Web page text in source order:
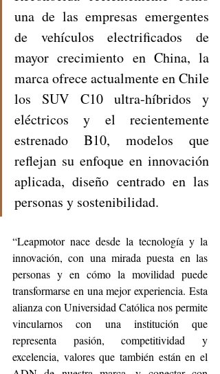
una de las empresas emergentes
de vehículos electrificados de
mayor crecimiento en China, la
marca ofrece actualmente en Chile
los SUV C10 ultra-híbridos y
eléctricos y el recientemente
estrenado B10, modelos que
reflejan su enfoque en innovación
aplicada, diseño centrado en las
personas y sostenibilidad.
“Leapmotor nace desde la tecnología y la
innovación, con una mirada puesta en las
personas y en cómo la movilidad puede
transformarse en una mejor experiencia. Esta
alianza con Universidad Católica nos permite
vincularnos con una institución que
representa pasión, competitividad y
excelencia, valores que también están en el